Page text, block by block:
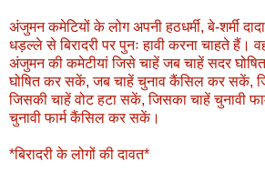
अंजुमन कमेटियों के लोग अपनी हठधर्मी, बे-शर्मी
धड़ल्ले से बिरादरी पर पुनः हावी करना चाहते हैं। वह
अंजुमन की कमेटीयां जिसे चाहें जब चाहें सदर
घोषित कर सकें, जब चाहें चुनाव कैंसिल कर सकें,
जिसकी चाहें वोट हटा सकें, जिसका चाहें चुनावी
चुनावी फार्म कैंसिल कर सकें।
*बिरादरी के लोगों की दावत*